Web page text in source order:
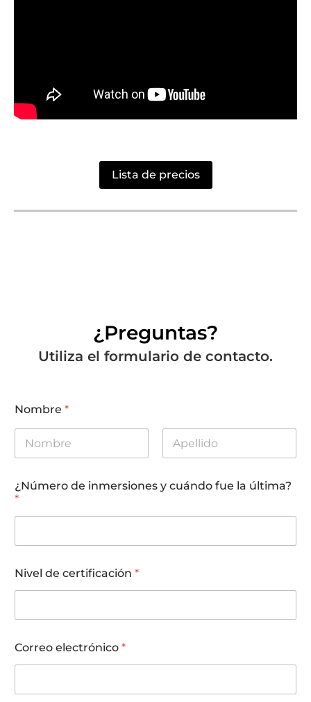
Lista de precios
¿Preguntas?
Utiliza el formulario de contacto.
Nombre *
¿Número de inmersiones y cuándo fue la última?
*
Nivel de certificación *
e
N
v
Correo electrónico *